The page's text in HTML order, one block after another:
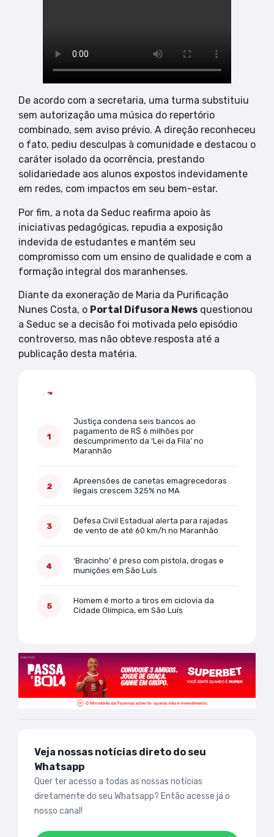
De acordo com a secretaria, uma turma substituiu
sem autorização uma música do repertório
combinado, sem aviso prévio. A direção reconheceu
o fato, pediu desculpas à comunidade e destacou o
caráter isolado da ocorrência, prestando
solidariedade aos alunos expostos indevidamente
em redes, com impactos em seu bem-estar.
Por fim, a nota da Seduc reafirma apoio às
iniciativas pedagógicas, repudia a exposição
indevida de estudantes e mantém seu
compromisso com um ensino de qualidade e com a
formação integral dos maranhenses.
Diante da exoneração de Maria da Purificação
Nunes Costa, o Portal Difusora News questionou
a Seduc se a decisão foi motivada pelo episódio
controverso, mas não obteve resposta até a
publicação desta matéria.
Justiça condena seis bancos ao
pagamento de R$ 6 milhões por
descumprimento da ‘Lei da Fila’ no
Maranhão
Apreensões de canetas emagrecedoras
ilegais crescem 325% no MA
Defesa Civil Estadual alerta para rajadas
de vento de até 60 km/h no Maranhão
‘Bracinho’ é preso com pistola, drogas e
munições em São Luís
Homem é morto a tiros em ciclovia da
Cidade Olímpica, em São Luís
Veja nossas notícias direto do seu
Whatsapp
Quer ter acesso a todas as nossas notícias
diretamente do seu Whatsapp? Então acesse já o
nosso canal!